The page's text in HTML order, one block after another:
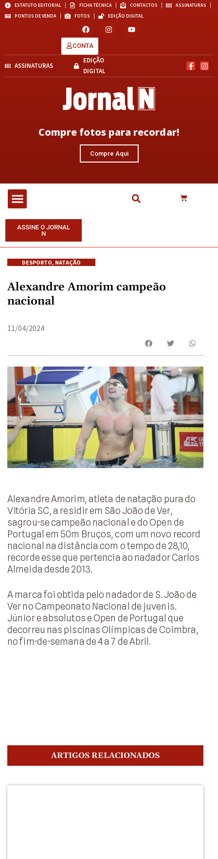
ESTATUTO EDITORIAL FICHA TÉCNICA CONTACTOS
ASSINATURAS
PONTOS DE VENDA
FOTOS EDIÇÃO DIGITAL
CONTA
ASSINATURAS
EDIÇÃO
DIGITAL
Compre fotos para recordar!
Compre Aqui
ASSINE O JORNAL
N
DESPORTO, NATAÇÃO
Alexandre Amorim campeão
nacional
11/04/2024
Alexandre Amorim, atleta de natação pura do
Vitória SC, a residir em São João de Ver,
sagrou-se campeão nacional e do Open de
Portugal em 50m Bruços, com um novo record
nacional na distância com o tempo de 28,10,
recorde esse que pertencia ao nadador Carlos
Almeida desde 2013.
A marca foi obtida pelo nadador de S. João de
Ver no Campeonato Nacional de juvenis.
Júnior e absolutos e Open de Portugal que
decorreu nas piscinas Olímpicas de Coimbra,
no fim-de-semana de 4 a 7 de Abril.
ARTIGOS RELACIONADOS